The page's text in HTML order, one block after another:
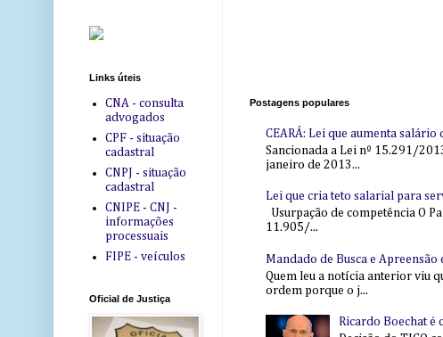
Postagens populares
CEARÁ: Lei que aumenta
Sancionada a Lei nº 15.291/
janeiro de 2013...
Lei que cria teto salarial para
Usurpação de competência O
11.905/...
Mandado de Busca e
Quem leu a notícia anterior viu
ordem porque o j...
Ricardo Boechat é
Links úteis
CNA - consulta
advogados
CPF - situação
cadastral
CNPJ - situação
cadastral
CNIPE - CNJ -
informações
processuais
FIPE - veículos
Oficial de Justiça